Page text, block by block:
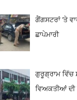
ਗੈਂਗਸਟਰਾਂ ’ਤੇ
ਛਾਪੇਮਾਰੀ
ਗੁਰੂਗ੍ਰਾਮ ਵਿੱਚ
ਵਿਅਕਤੀਆਂ ਦੀ